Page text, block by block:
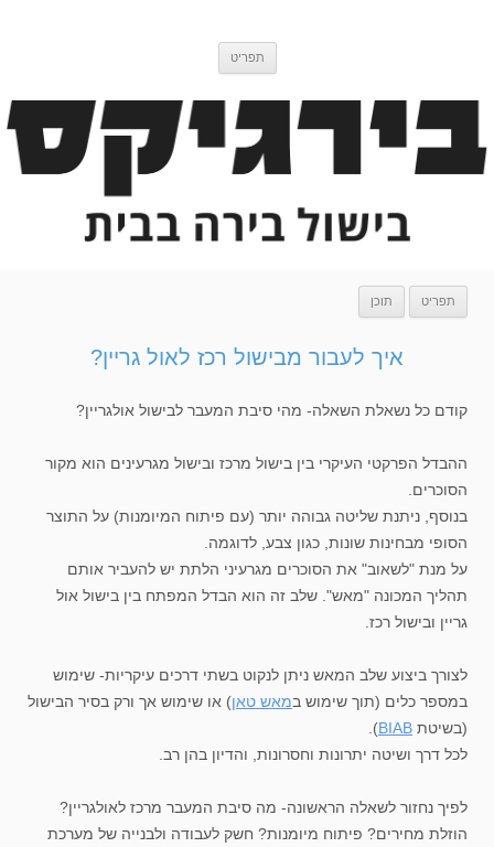
תפריט
תפריט תוכן
איך לעבור מבישול רכז לאול גריין?
קודם כל נשאלת השאלה- מהי סיבת המעבר לבישול אולגריין?
ההבדל הפרקטי העיקרי בין בישול מרכז ובישול מגרעינים הוא מקור
הסוכרים.
בנוסף, ניתנת שליטה גבוהה יותר (עם פיתוח המיומנות) על התוצר
הסופי מבחינות שונות, כגון צבע, לדוגמה.
על מנת "לשאוב" את הסוכרים מגרעיני הלתת יש להעביר אותם
תהליך המכונה "מאש". שלב זה הוא הבדל המפתח בין בישול אול
גריין ובישול רכז.
לצורך ביצוע שלב המאש ניתן לנקוט בשתי דרכים עיקריות- שימוש
במספר כלים (תוך שימוש במאש טאן) או שימוש אך ורק בסיר הבישול
(בשיטת BIAB
).
לכל דרך ושיטה יתרונות וחסרונות, והדיון בהן רב.
לפיך נחזור לשאלה הראשונה- מה סיבת המעבר מרכז לאולגריין?
הוזלת מחירים? פיתוח מיומנות? חשק לעבודה ולבנייה של מערכת